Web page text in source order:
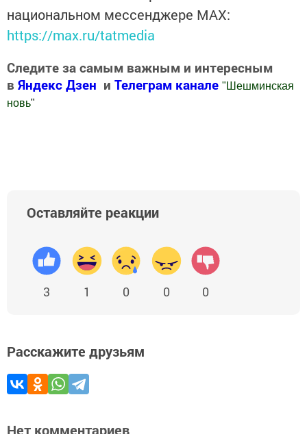
национальном мессенджере MАХ:
https://max.ru/tatmedia
Следите за самым важным и интересным
в Яндекс Дзен и Телеграм канале " Шешминская
новь"
Оставляйте реакции
3 1 0 0 0
Расскажите друзьям
Нет комментариев